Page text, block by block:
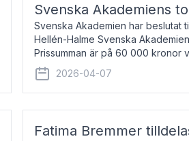
Svenska Akademiens
Svenska Akademien har beslutat
Hellén-Halme Svenska
Prissumman är på 60 000 kronor
översätter huvudsakligen från
2026-04-07
Fatima Bremmer